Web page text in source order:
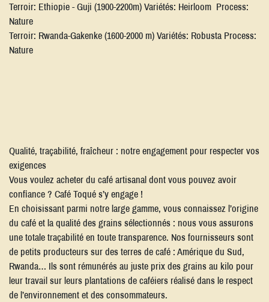
Terroir: Ethiopie - Guji (1900-2200m) Variétés: Heirloom Process:
Nature
Terroir: Rwanda-Gakenke (1600-2000 m) Variétés: Robusta Process:
Nature
Qualité, traçabilité, fraîcheur : notre engagement pour respecter vos
exigences
Vous voulez acheter du café artisanal dont vous pouvez avoir
confiance ? Café Toqué s’y engage !
En choisissant parmi notre large gamme, vous connaissez l’origine
du café et la qualité des grains sélectionnés : nous vous assurons
une totale traçabilité en toute transparence. Nos fournisseurs sont
de petits producteurs sur des terres de café : Amérique du Sud,
Rwanda… Ils sont rémunérés au juste prix des grains au kilo pour
leur travail sur leurs plantations de caféiers réalisé dans le respect
de l’environnement et des consommateurs.